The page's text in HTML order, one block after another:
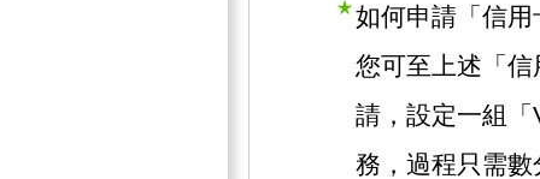
如何申請「信
您可至上述「
請，設定一組
務，過程只需